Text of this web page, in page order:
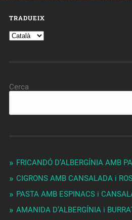
TRADUEIX
Cerca
FRICANDÓ D’ALBERGÍNIA AMB
CIGRONS AMB CANSALADA i
PASTA AMB ESPINACS i
AMANIDA D’ALBERGÍNIA i